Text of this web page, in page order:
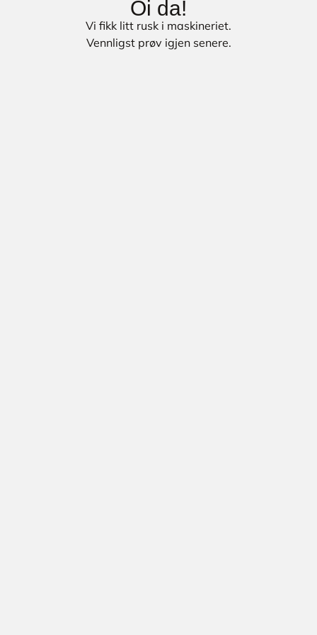
Oi da!
Vi fikk litt rusk i maskineriet.
Vennligst prøv igjen senere.